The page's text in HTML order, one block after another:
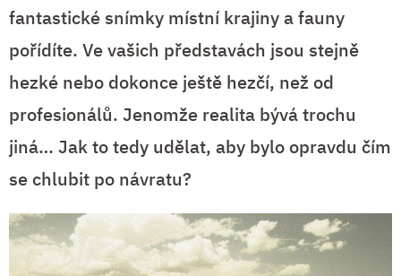
fantastické snímky místní krajiny a fauny
pořídíte. Ve vašich představách jsou stejně
hezké nebo dokonce ještě hezčí, než od
profesionálů. Jenomže realita bývá trochu
jiná… Jak to tedy udělat, aby bylo opravdu čím
se chlubit po návratu?